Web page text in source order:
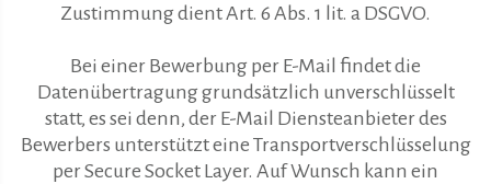
Zustimmung dient Art. 6 Abs. 1 lit. a DSGVO.
Bei einer Bewerbung per E-Mail findet die
Datenübertragung grundsätzlich unverschlüsselt
statt, es sei denn, der E-Mail Diensteanbieter des
Bewerbers unterstützt eine Transportverschlüsselung
per Secure Socket Layer. Auf Wunsch kann ein